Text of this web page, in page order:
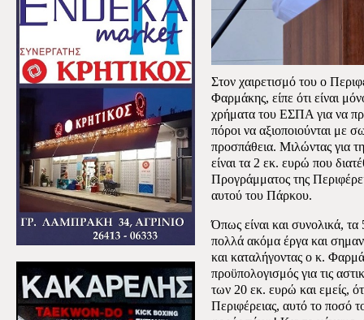
Στον χαιρετισμό του ο
Φαρμάκης, είπε ότι είναι
χρήματα του ΕΣΠΑ για να
πόροι να αξιοποιούνται με
προσπάθεια. Μιλώντας για
είναι τα 2 εκ. ευρώ που
Προγράμματος της
αυτού του Πάρκου.
Όπως είναι και συνολικά,
πολλά ακόμα έργα και
και καταλήγοντας ο κ.
προϋπολογισμός για τις
των 20 εκ. ευρώ και εμείς,
Περιφέρειας, αυτό το ποσό